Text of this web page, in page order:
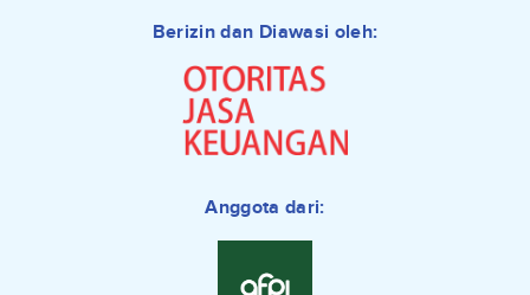
Berizin dan Diawasi oleh:
Anggota dari: